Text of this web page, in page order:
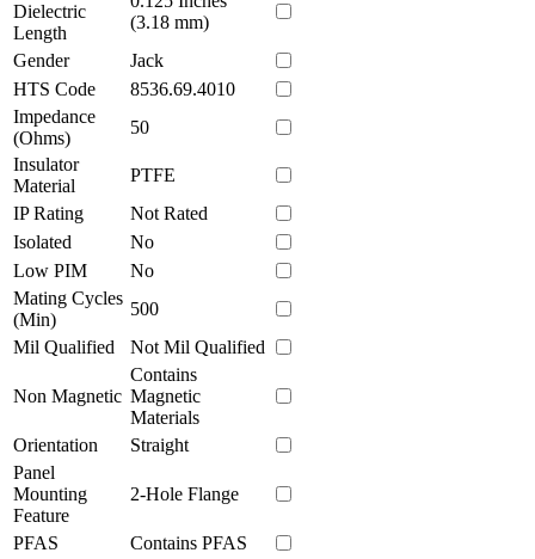
Dielectric
Length
(3.18 mm)
Gender
Jack
HTS Code
8536.69.4010
Impedance
(Ohms)
50
Insulator
Material
PTFE
IP Rating
Not Rated
Isolated
No
Low PIM
No
Mating Cycles
(Min)
500
Mil Qualified
Not Mil Qualified
Non Magnetic
Contains
Magnetic
Materials
Orientation
Straight
Panel
Mounting
Feature
2-Hole Flange
PFAS
Contains PFAS